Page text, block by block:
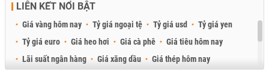
LIÊN KẾT NỔI BẬT
Giá vàng hôm nay Tỷ giá ngoại tệ Tỷ giá usd
Tỷ giá yen
Tỷ giá euro
Giá heo hơi Giá cà phê
Giá tiêu hôm nay
Lãi suất ngân hàng
Giá xăng dầu
Giá thép hôm nay